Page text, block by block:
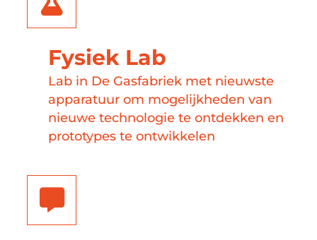
Fysiek Lab
Lab in De Gasfabriek met nieuwste
apparatuur om mogelijkheden van
nieuwe technologie te ontdekken en
prototypes te ontwikkelen